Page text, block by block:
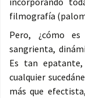
filmografía
Pero, ¿cómo
sangrienta,
Es tan
cualquier
más que